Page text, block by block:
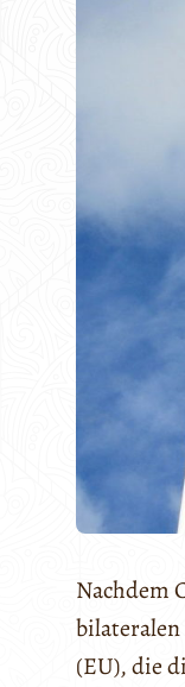
Nachdem
bilateralen
(EU), die